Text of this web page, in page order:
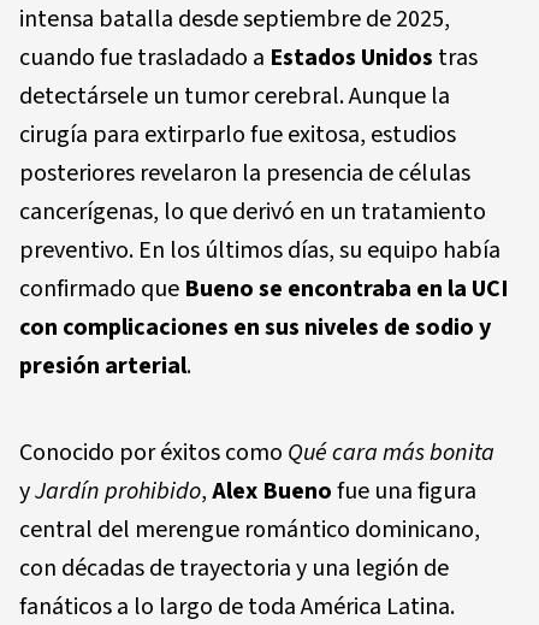
intensa batalla desde septiembre de 2025,
cuando fue trasladado a Estados Unidos tras
detectársele un tumor cerebral. Aunque la
cirugía para extirparlo fue exitosa, estudios
posteriores revelaron la presencia de células
cancerígenas, lo que derivó en un tratamiento
preventivo. En los últimos días, su equipo había
confirmado que Bueno se encontraba en la UCI
con complicaciones en sus niveles de sodio y
presión arterial.
Conocido por éxitos como Qué cara más bonita
yJardín prohibido,Alex Buenofue una figura
central del merengue romántico dominicano,
con décadas de trayectoria y una legión de
fanáticos a lo largo de toda América Latina.